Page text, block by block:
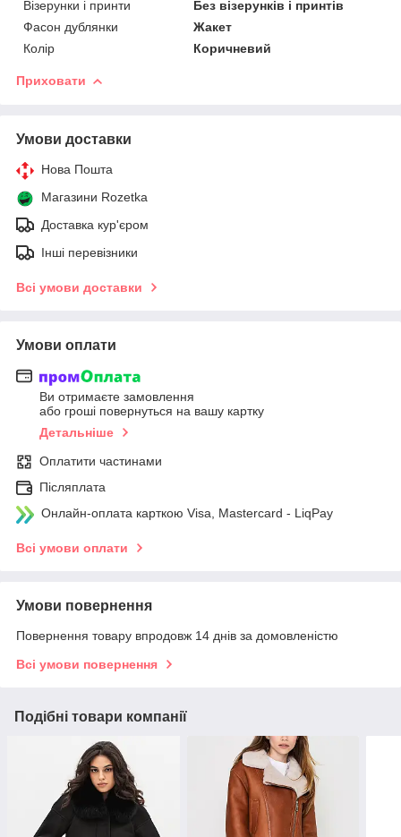
Візерунки і принти
Без візерунків і принтів
Фасон дублянки
Жакет
Колір
Коричневий
Приховати
Умови доставки
Нова Пошта
Магазини Rozetka
Доставка кур'єром
Інші перевізники
Всі умови доставки
Умови оплати
Ви отримаєте замовлення
або гроші повернуться на вашу картку
Детальніше
Оплатити частинами
Післяплата
Онлайн-оплата карткою Visa, Mastercard - LiqPay
Всі умови оплати
Умови повернення
Повернення товару впродовж 14 днів за домовленістю
Всі умови повернення
Подібні товари компанії